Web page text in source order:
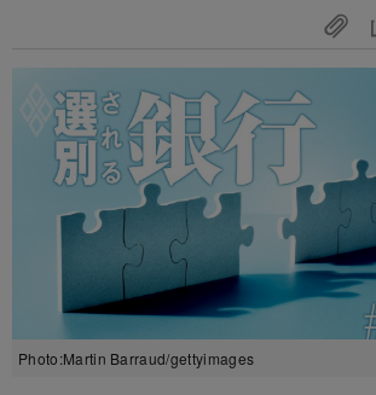
Photo:Martin Barraud/gettyimages